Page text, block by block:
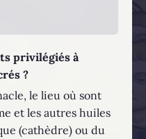
privilégiés à
?
le lieu où sont
et les autres huiles
(cathèdre) ou du